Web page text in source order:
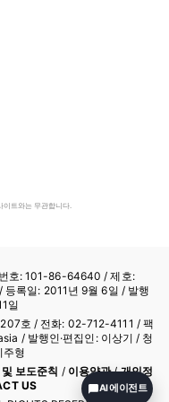
이트와는 무관합니다.
호: 101-86-64640 / 제호:
록일: 2011년 9월 6일 / 발행
일
207호 / 전화: 02-712-4111 / 팩
/ 발행인·편집인: 이상기 / 청
주형
보도준칙 / 이용약관/개인정
US
AI 에이전트